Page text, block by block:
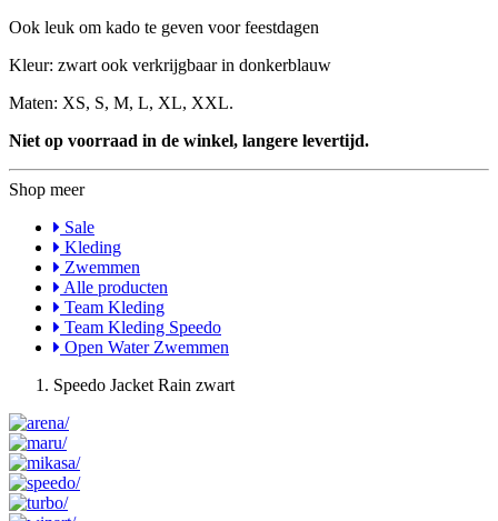
Ook leuk om kado te geven voor feestdagen
Kleur: zwart ook verkrijgbaar in donkerblauw
Maten: XS, S, M, L, XL, XXL.
Niet op voorraad in de winkel, langere levertijd.
Shop meer
Sale
Kleding
Zwemmen
Alle producten
Team Kleding
Team Kleding Speedo
Open Water Zwemmen
Speedo Jacket Rain zwart